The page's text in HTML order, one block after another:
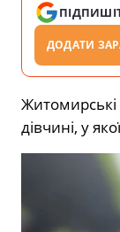
ДОДАТИ
Житомирські
дівчині, у